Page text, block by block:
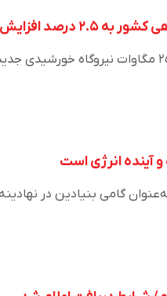
افزایش یافت
معاون وزیر نیرو گفت: بهره‌برداری از ۲۵۰ مگاوات
آینده انرژی است
گامی بنیادین در